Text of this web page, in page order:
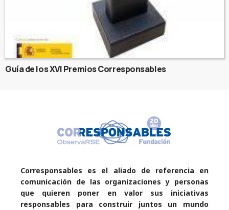
Guía de los XVI Premios Corresponsables
Corresponsables es el aliado de referencia en
comunicación de las organizaciones y personas
que quieren poner en valor sus iniciativas
responsables para construir juntos un mundo